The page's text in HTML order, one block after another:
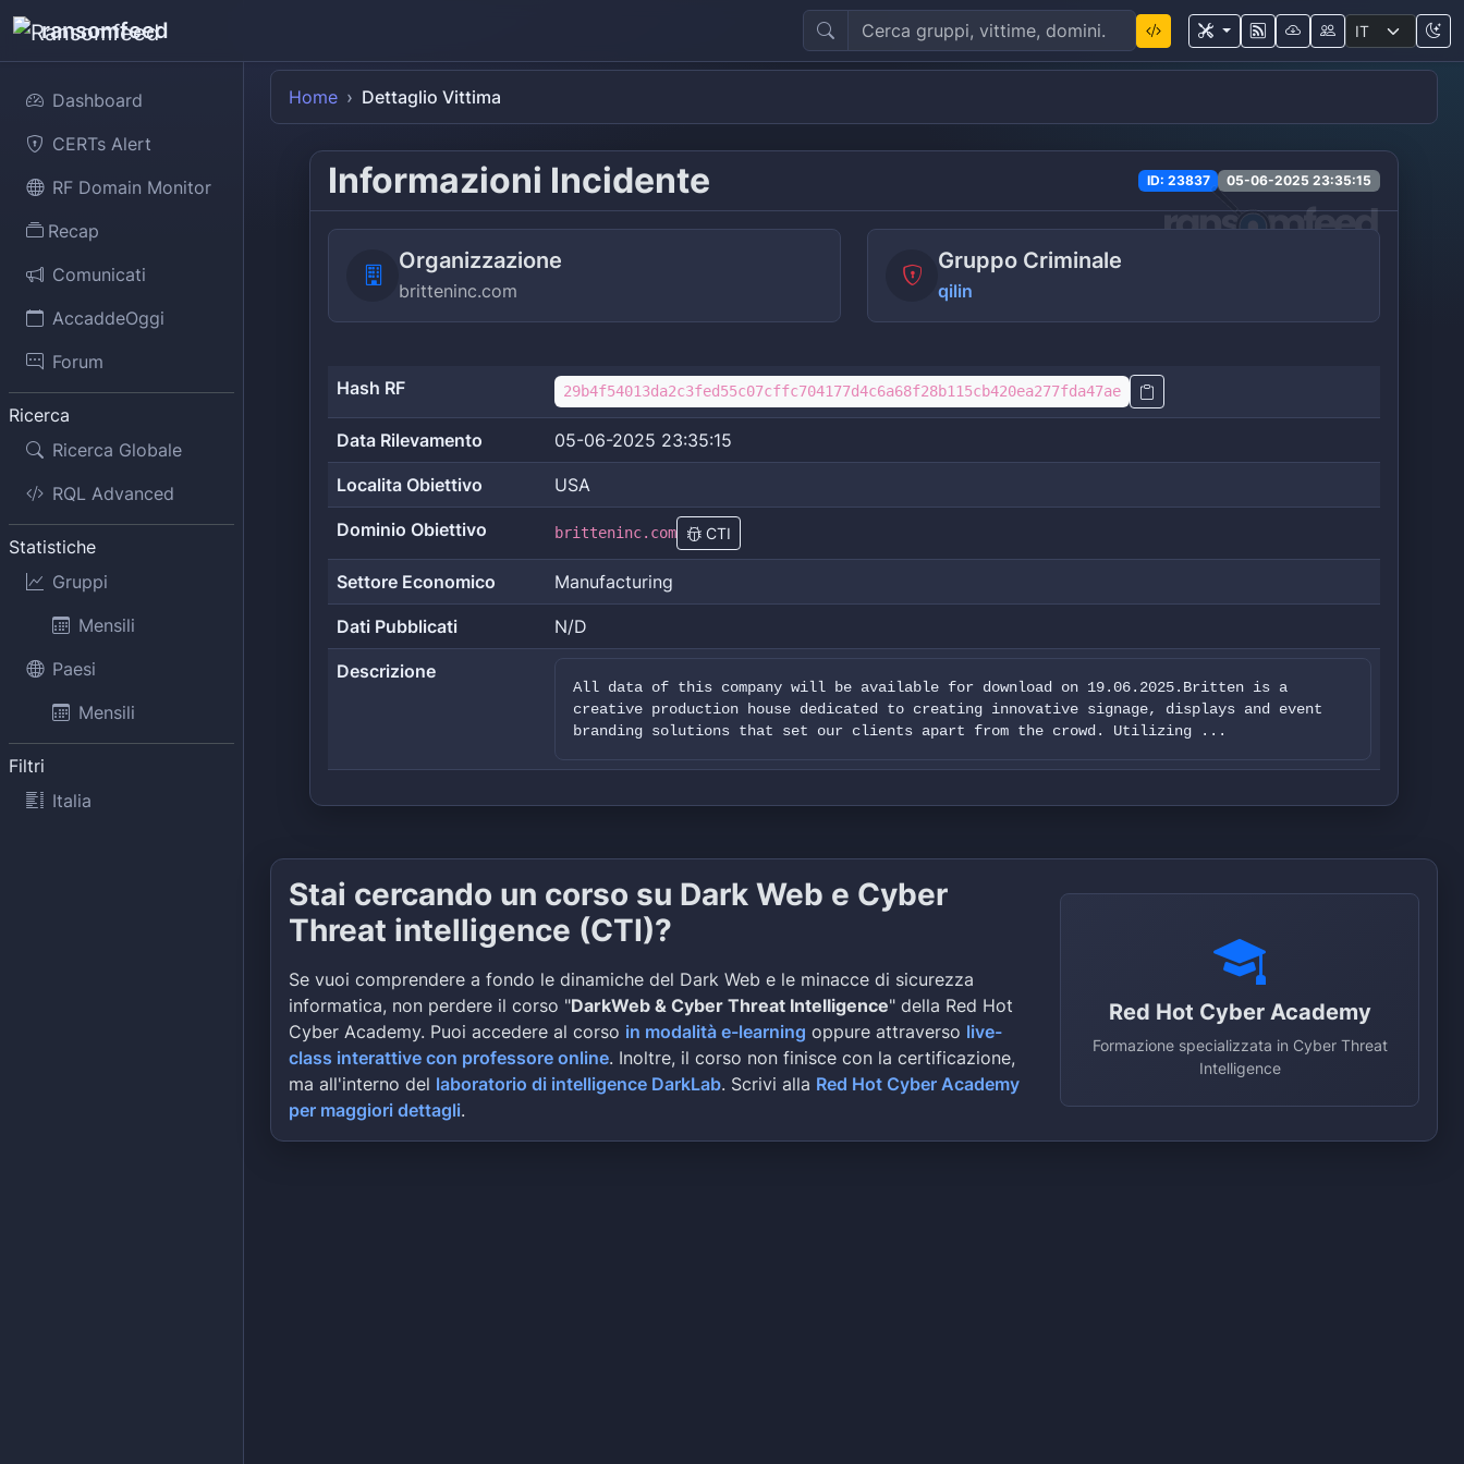
ransomfeed
Dashboard
CERTs Alert
RF Domain Monitor
Recap
Comunicati
AccaddeOggi
Forum
Ricerca
Ricerca Globale
RQL Advanced
Statistiche
Gruppi
Mensili
Paesi
Mensili
Filtri
Italia
Home Dettaglio Vittima
Informazioni Incidente ID: 23837 05-06-2025 23:35:15
Organizzazione
britteninc.com
Gruppo Criminale
qilin
Hash RF 29b4f54013da2c3fed55c07cffc704177d4c6a68f28b115cb420ea277fda47ae
Data Rilevamento 05-06-2025 23:35:15
Localita Obiettivo USA
Dominio Obiettivo britteninc.com CTI
Settore Economico Manufacturing
Dati Pubblicati N/D
Descrizione
All data of this company will be available for download on 19.06.2025.Britten is a
creative production house dedicated to creating innovative signage, displays and event
branding solutions that set our clients apart from the crowd. Utilizing ...
Stai cercando un corso su Dark Web e Cyber
Threat intelligence (CTI)?
Se vuoi comprendere a fondo le dinamiche del Dark Web e le minacce di sicurezza
informatica, non perdere il corso "DarkWeb & Cyber Threat Intelligence" della Red Hot
Cyber Academy. Puoi accedere al corso in modalità e-learning oppure attraverso live-
class interattive con professore online. Inoltre, il corso non finisce con la certificazione,
ma all'interno del laboratorio di intelligence DarkLab. Scrivi alla Red Hot Cyber Academy
per maggiori dettagli.
Red Hot Cyber Academy
Formazione specializzata in Cyber Threat
Intelligence